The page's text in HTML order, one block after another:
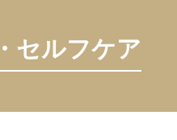
セルフケア